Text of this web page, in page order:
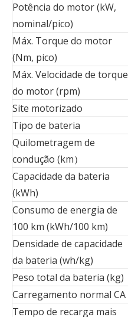
Potência do motor (kW,
nominal/pico)
Máx. Torque do motor
(Nm, pico)
Máx. Velocidade de torque
do motor (rpm)
Site motorizado
Tipo de bateria
Quilometragem de
condução (km）
Capacidade da bateria
(kWh)
Consumo de energia de
100 km (kWh/100 km)
Densidade de capacidade
da bateria (wh/kg)
Peso total da bateria (kg)
Carregamento normal CA
Tempo de recarga mais